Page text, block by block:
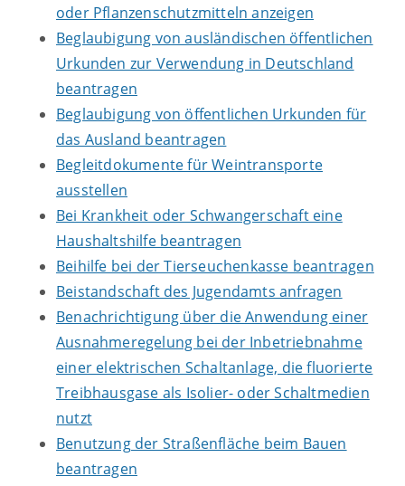
oder Pflanzenschutzmitteln anzeigen
Beglaubigung von ausländischen öffentlichen
Urkunden zur Verwendung in Deutschland
beantragen
Beglaubigung von öffentlichen Urkunden für
das Ausland beantragen
Begleitdokumente für Weintransporte
ausstellen
Bei Krankheit oder Schwangerschaft eine
Haushaltshilfe beantragen
Beihilfe bei der Tierseuchenkasse beantragen
Beistandschaft des Jugendamts anfragen
Benachrichtigung über die Anwendung einer
Ausnahmeregelung bei der Inbetriebnahme
einer elektrischen Schaltanlage, die fluorierte
Treibhausgase als Isolier- oder Schaltmedien
nutzt
Benutzung der Straßenfläche beim Bauen
beantragen